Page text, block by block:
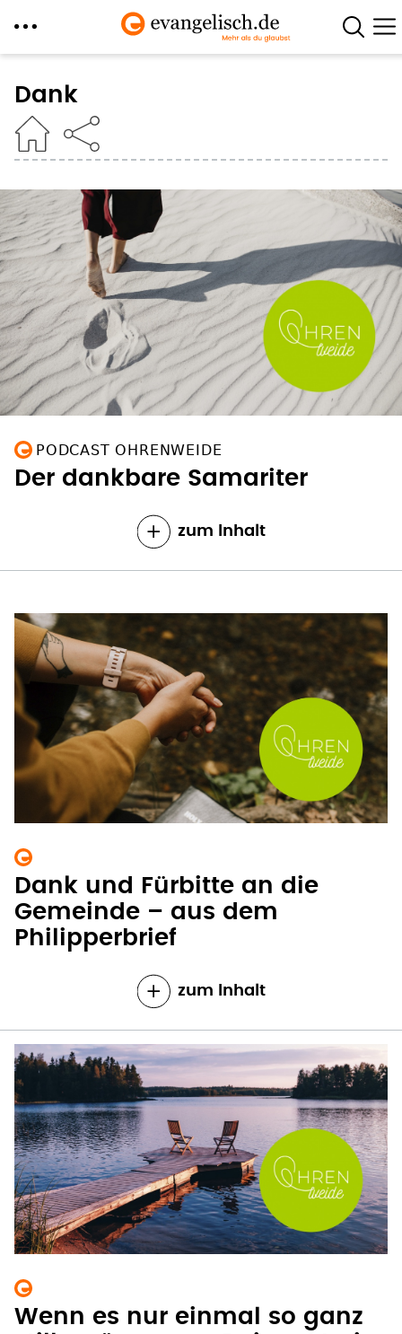
zum
Inhalt
Dank
PODCAST OHRENWEIDE
Der dankbare Samariter
zum Inhalt
Dank und Fürbitte an die
Gemeinde – aus dem
Philipperbrief
zum Inhalt
Wenn es nur einmal so ganz